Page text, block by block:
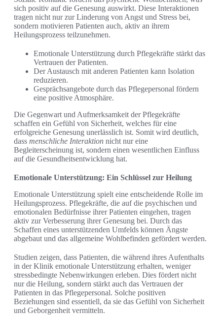
sich positiv auf die Genesung auswirkt. Diese Interaktionen
tragen nicht nur zur Linderung von Angst und Stress bei,
sondern motivieren Patienten auch, aktiv an ihrem
Heilungsprozess teilzunehmen.
Emotionale Unterstützung durch Pflegekräfte stärkt das
Vertrauen der Patienten.
Der Austausch mit anderen Patienten kann Isolation
reduzieren.
Gesprächsangebote durch das Pflegepersonal fördern
eine positive Atmosphäre.
Die Gegenwart und Aufmerksamkeit der Pflegekräfte
schaffen ein Gefühl von Sicherheit, welches für eine
erfolgreiche Genesung unerlässlich ist. Somit wird deutlich,
dass menschliche Interaktion nicht nur eine
Begleiterscheinung ist, sondern einen wesentlichen Einfluss
auf die Gesundheitsentwicklung hat.
Emotionale Unterstützung: Ein Schlüssel zur Heilung
Emotionale Unterstützung spielt eine entscheidende Rolle im
Heilungsprozess. Pflegekräfte, die auf die psychischen und
emotionalen Bedürfnisse ihrer Patienten eingehen, tragen
aktiv zur Verbesserung ihrer Genesung bei. Durch das
Schaffen eines unterstützenden Umfelds können Ängste
abgebaut und das allgemeine Wohlbefinden gefördert werden.
Studien zeigen, dass Patienten, die während ihres Aufenthalts
in der Klinik emotionale Unterstützung erhalten, weniger
stressbedingte Nebenwirkungen erleben. Dies fördert nicht
nur die Heilung, sondern stärkt auch das Vertrauen der
Patienten in das Pflegepersonal. Solche positiven
Beziehungen sind essentiell, da sie das Gefühl von Sicherheit
und Geborgenheit vermitteln.